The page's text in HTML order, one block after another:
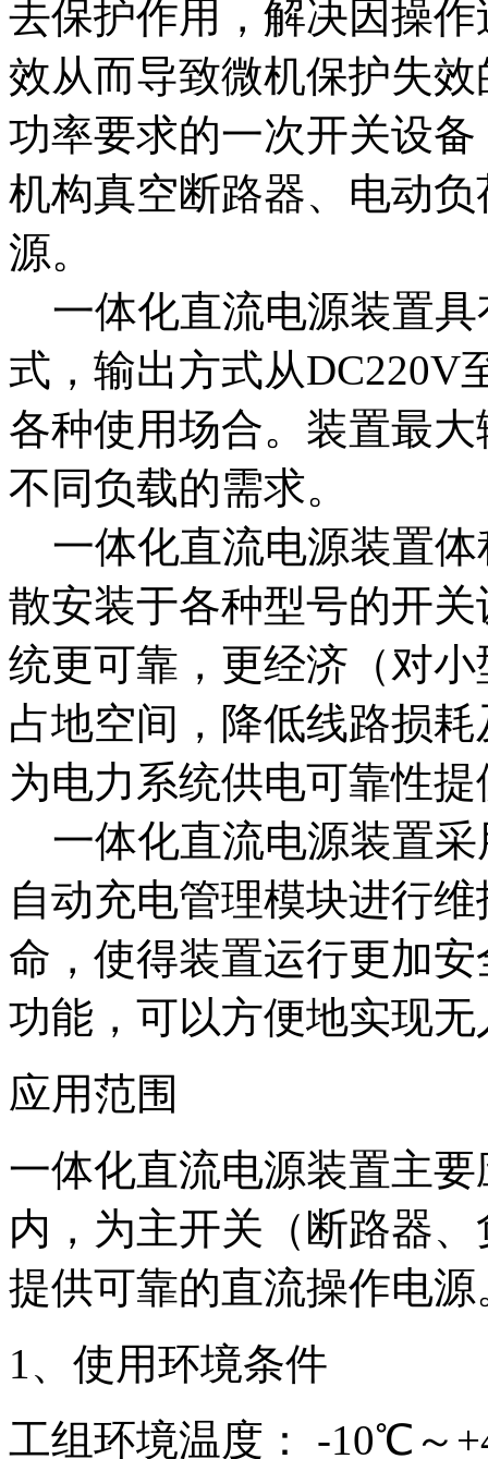
去保护作用，解决因操
效从而导致微机保护失
功率要求的一次开关设
机构真空断路器、电动
源。
一体化直流电源装置具
式，输出方式从DC220V
各种使用场合。装置最
不同负载的需求。
一体化直流电源装置体
散安装于各种型号的开
统更可靠，更经济（对
占地空间，降低线路损
为电力系统供电可靠性
一体化直流电源装置采
自动充电管理模块进行
命，使得装置运行更加
功能，可以方便地实现
应用范围
一体化直流电源装置主
内，为主开关（断路器
提供可靠的直流操作电源
1、使用环境条件
工组环境温度： -10℃～